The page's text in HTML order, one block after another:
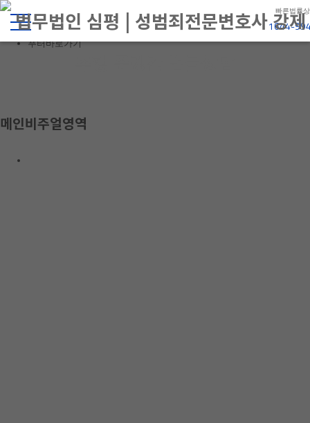
본문내용 바로가기
메뉴 바로가기
푸터바로가기
빠른법률
1644-
메인비주얼영역